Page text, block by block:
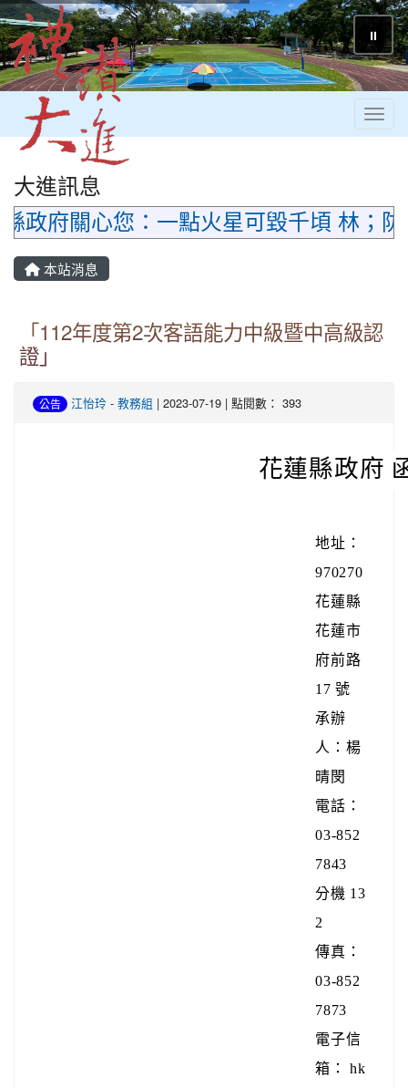
⏸
大進訊息
府關心您：一點火星可毀千頃 林；防
本站消息
「112年度第2次客語能力中級暨中高級認
證」
公告 江怡玲 - 教務組 | 2023-07-19 | 點閱數： 393
花蓮縣政府
地址：
970270
花蓮縣
花蓮市
府前路
17 號
承辦
人：楊
晴閔
電話：
03-852
7843
分機 13
2
傳真：
03-852
7873
電子信
箱： hk